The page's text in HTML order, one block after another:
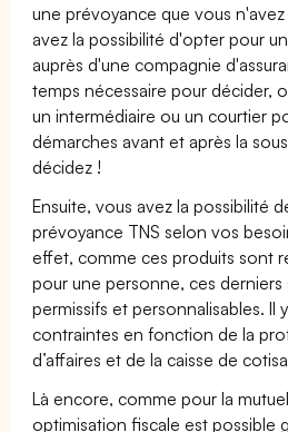
une prévoyance que vous
avez la possibilité d'opter pour
auprès d'une compagnie
temps nécessaire pour décider,
un intermédiaire ou un courtier
démarches avant et après la
décidez !
Ensuite, vous avez la possibilité
prévoyance TNS selon vos
effet, comme ces produits sont
pour une personne, ces
permissifs et personnalisables. Il
contraintes en fonction de la
d’affaires et de la caisse de
Là encore, comme pour la
optimisation fiscale est possible